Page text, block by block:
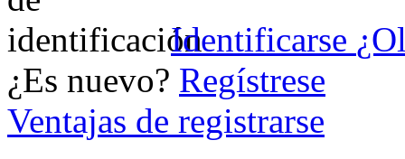
Identificarse
¿Es nuevo? Regístrese
Ventajas de registrarse